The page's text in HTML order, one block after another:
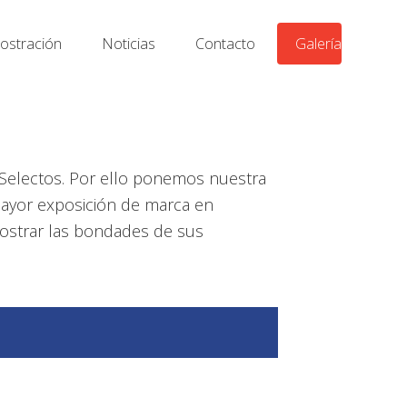
Noticias Contacto Galería
Por ello ponemos nuestra
exposición de marca en
las bondades de sus